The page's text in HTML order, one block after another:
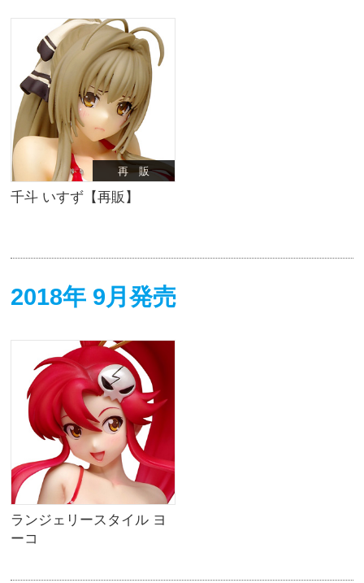
再 販
千斗 いすず【再販】
2018年 9月発売
ランジェリースタイル ヨ
ーコ